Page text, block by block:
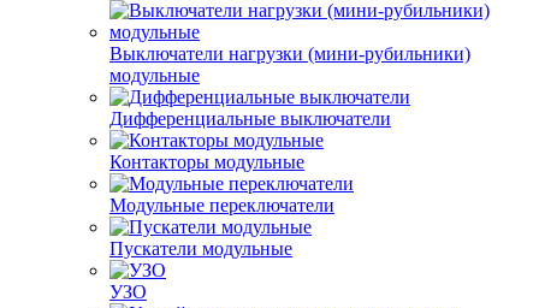
Выключатели нагрузки (мини-рубильники)
модульные
Дифференциальные выключатели
Контакторы модульные
Модульные переключатели
Пускатели модульные
УЗО